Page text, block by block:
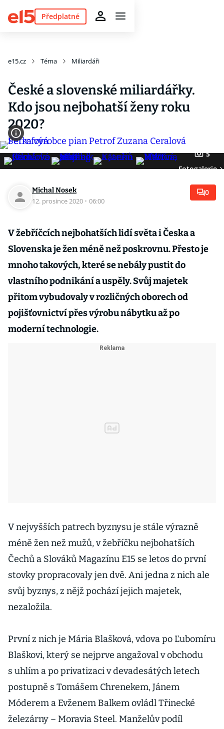
Předplatné
e15.cz Téma Miliardáři
České a slovenské miliardářky.
Kdo jsou nejbohatší ženy roku
2020?
5
Fotogalerie
Michal Nosek
12. prosince 2020 · 06:00
0
V žebříčcích nejbohatších lidí světa i Česka a
Slovenska je žen méně než poskrovnu. Přesto je
mnoho takových, které se nebály pustit do
vlastního podnikání a uspěly. Svůj majetek
přitom vybudovaly v rozličných oborech od
pojišťovnictví přes výrobu nábytku až po
moderní technologie.
V nejvyšších patrech byznysu je stále výrazně
méně žen než mužů, v žebříčku nejbohatších
Čechů a Slováků Magazínu E15 se letos do první
stovky propracovaly jen dvě. Ani jedna z nich ale
svůj byznys, z nějž pochází jejich majetek,
nezaložila.
První z nich je Mária Blašková, vdova po Ľubomíru
Blaškovi, který se nejprve angažoval v obchodu
s uhlím a po privatizaci v devadesátých letech
postupně s Tomášem Chrenekem, Jánem
Móderem a Evženem Balkem ovládl Třinecké
železárny – Moravia Steel. Manželův podíl